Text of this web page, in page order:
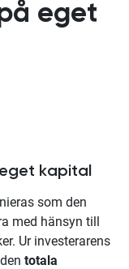
eget
kapital
som den
med hänsyn till
Ur investerarens
totala